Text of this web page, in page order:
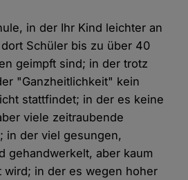
in der Ihr Kind leichter an
Schüler bis zu über 40
geimpft sind; in der trotz
"Ganzheitlichkeit" kein
stattfindet; in der es keine
viele zeitraubende
in der viel gesungen,
gehandwerkelt, aber kaum
wird; in der es wegen hoher